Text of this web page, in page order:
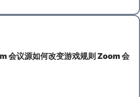
会议源如何改变游戏规则 Zoom 会